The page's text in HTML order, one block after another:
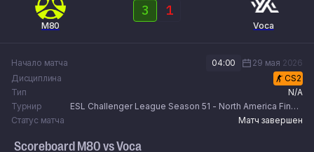
M80
3 1
Voca
Начало матча 04:00 29 мая 2026
Дисциплина
CS2
Тип
N/A
Турнир
ESL Challenger League Season 51 - North America Finals
(Playoffs)
Статус матча Матч завершен
Scoreboard M80 vsVoca